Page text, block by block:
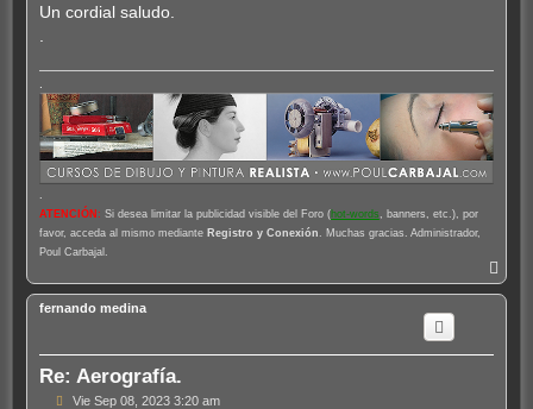
Un cordial saludo.
.
ATENCIÓN : Si desea limitar la publicidad visible del Foro (hot-words , banners, etc.), por
favor, acceda al mismo mediante Registro y Conexión . Muchas gracias. Administrador,
Poul Carbajal.
r
r
fernando medina
Re: Aerografía.
M
Vie Sep 08, 2023 3:20 am